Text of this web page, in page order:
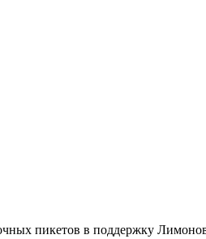
пикетов в поддержку